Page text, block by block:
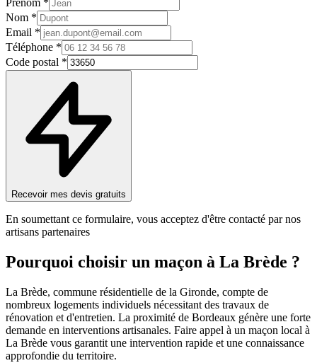
Prénom *
Nom *
Email *
Téléphone *
Code postal *
Recevoir mes devis gratuits
En soumettant ce formulaire, vous acceptez d'être contacté par nos
artisans partenaires
Pourquoi choisir un maçon à La Brède ?
La Brède, commune résidentielle de la Gironde, compte de
nombreux logements individuels nécessitant des travaux de
rénovation et d'entretien. La proximité de Bordeaux génère une forte
demande en interventions artisanales. Faire appel à un maçon local à
La Brède vous garantit une intervention rapide et une connaissance
approfondie du territoire.